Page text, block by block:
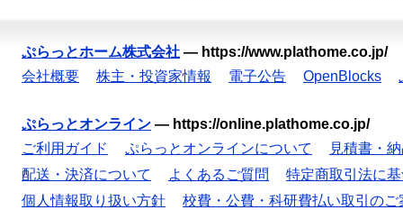
ぷらっとホーム株式会社 — https://www.plathome.co.jp/
会社概要
株主・投資家情報 電子公告 OpenBlocks
ぷらっとオンライン — https://online.plathome.co.jp/
ご利用ガイド
ぷらっとオンラインについて
見積書・
配送・決済について
よくあるご質問
特定商取引法に
個人情報取り扱い方針
校費・公費・科研費払い取引のご